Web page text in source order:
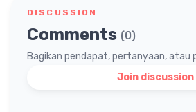
DISCUSSION
Comments (0)
Bagikan pendapat, pertanyaan, atau
Join discussion